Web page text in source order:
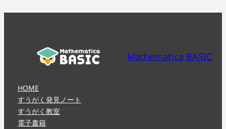
Mathematica BASIC
HOME
すうがく発見ノート
すうがく教室
電子書籍